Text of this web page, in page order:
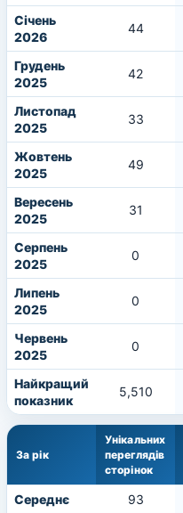
Січень
2026
44
Грудень
2025
42
Листопад
2025
33
Жовтень
2025
49
Вересень
2025
31
Серпень
2025
0
Липень
2025
0
Червень
2025
0
Найкращий
показник
5,510
За рік
Унікальних
переглядів
сторінок
Середнє 93